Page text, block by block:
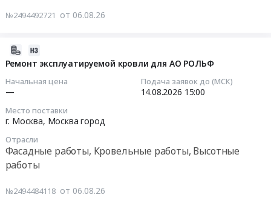
№2494492721 от 06.08.26
Ремонт эксплуатируемой кровли для АО РОЛЬФ
Начальная цена
—
Подача заявок до (МСК)
14.08.2026 15:00
Место поставки
г. Москва, Москва город
Отрасли
Фасадные работы, Кровельные работы, Высотные
работы
№2494484118 от 06.08.26